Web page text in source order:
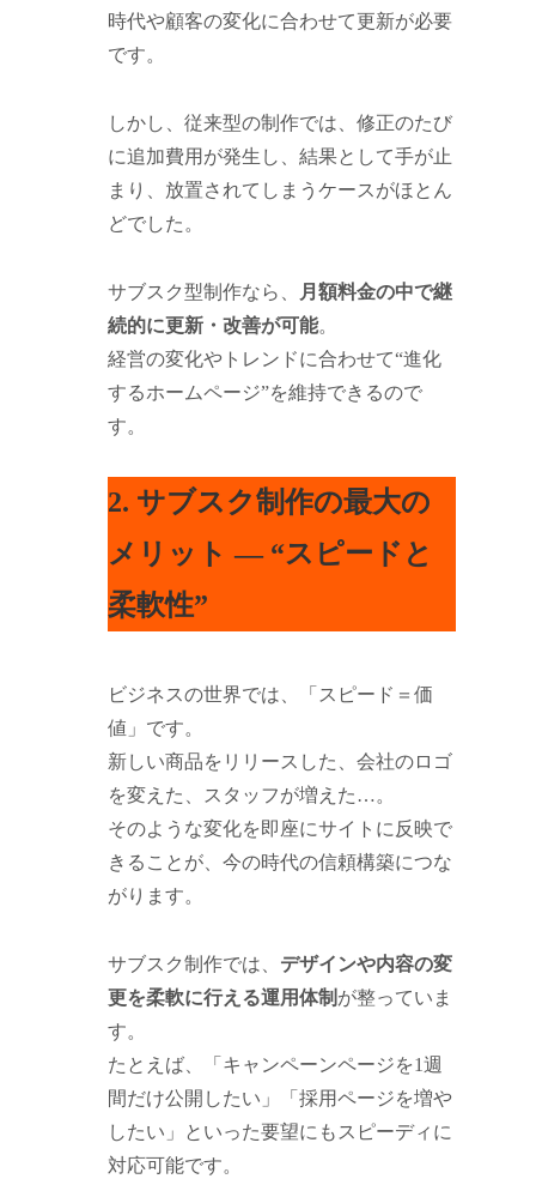
時代や顧客の変化に合わせて更新が必要
です。
しかし、従来型の制作では、修正のたび
に追加費用が発生し、結果として手が止
まり、放置されてしまうケースがほとん
どでした。
サブスク型制作なら、
月額料金の中で継
続的に更新・改善が可能。
経営の変化やトレンドに合わせて“進化
するホームページ”を維持できるので
す。
2. サブスク制作の最大の
メリット ― “スピードと
柔軟性”
ビジネスの世界では、「スピード＝価
値」です。
新しい商品をリリースした、会社のロゴ
を変えた、スタッフが増えた…。
そのような変化を即座にサイトに反映で
きることが、今の時代の信頼構築につな
がります。
サブスク制作では、 デザインや内容の変
更を柔軟に行える運用体制 が整っていま
す。
たとえば、「キャンペーンページを1週
間だけ公開したい」「採用ページを増や
したい」といった要望にもスピーディに
対応可能です。